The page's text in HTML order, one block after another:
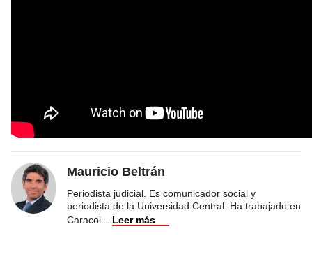
Mauricio Beltrán
Periodista judicial. Es comunicador social y
periodista de la Universidad Central. Ha trabajado en
Caracol
Leer más